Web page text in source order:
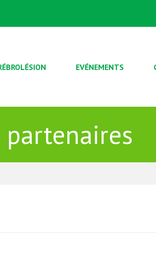
EVÉNEMENTS
partenaires